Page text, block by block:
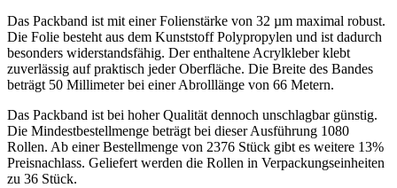
Das Packband ist mit einer Folienstärke von 32 µm maximal robust.
Die Folie besteht aus dem Kunststoff Polypropylen und ist dadurch
besonders widerstandsfähig. Der enthaltene Acrylkleber klebt
zuverlässig auf praktisch jeder Oberfläche. Die Breite des Bandes
beträgt 50 Millimeter bei einer Abrolllänge von 66 Metern.
Das Packband ist bei hoher Qualität dennoch unschlagbar günstig.
Die Mindestbestellmenge beträgt bei dieser Ausführung 1080
Rollen. Ab einer Bestellmenge von 2376 Stück gibt es weitere 13%
Preisnachlass. Geliefert werden die Rollen in Verpackungseinheiten
zu 36 Stück.